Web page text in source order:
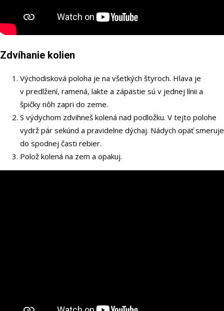
Zdvíhanie kolien
Východisková poloha je na všetkých štyroch. Hlava je
v predlžení, ramená, lakte a zápästie sú v jednej línii a
špičky nôh zapri do zeme.
S výdychom zdvihneš kolená nad podložku. V tejto polohe
vydrž pár sekúnd a pravidelne dýchaj. Nádych opäť smeruje
do spodnej časti rebier.
Polož kolená na zem a opakuj.